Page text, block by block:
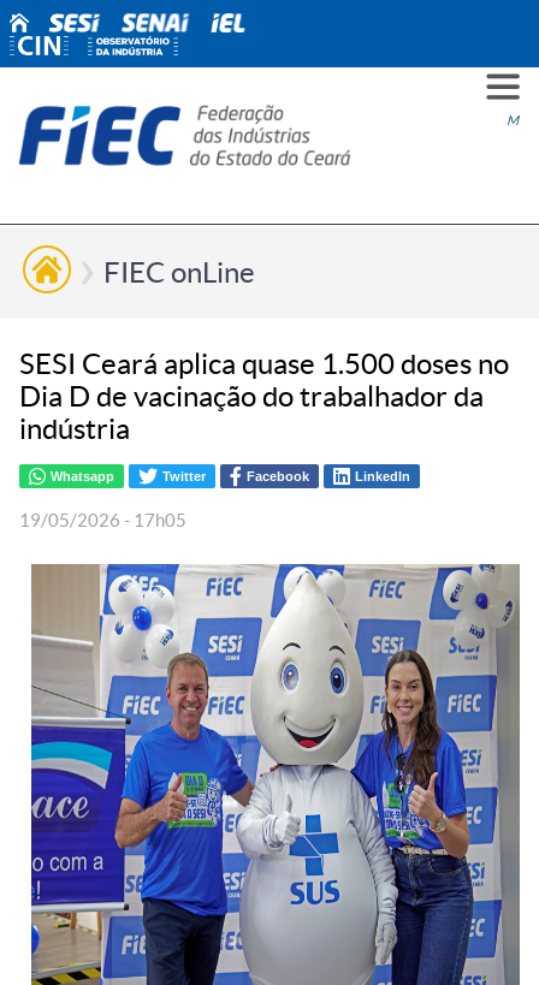
Menu
VOCÊ
ESG
NÓS
FIEC onLine
SESI Ceará aplica quase 1.500 doses no
Dia D de vacinação do trabalhador da
indústria
Whatsapp Twitter Facebook LinkedIn
19/05/2026 - 17h05